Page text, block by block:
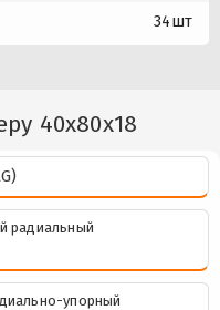
34шт
40x80x18
радиальный
упорный